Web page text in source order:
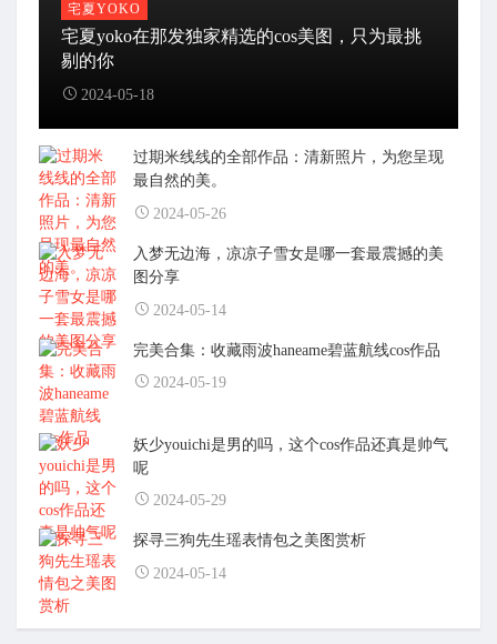
宅夏YOKO
宅夏yoko在那发独家精选的cos美图，只为最挑
剔的你
2024-05-18
过期米线线的全部作品：清新照片，为您呈现
最自然的美。
2024-05-26
入梦无边海，凉凉子雪女是哪一套最震撼的美
图分享
2024-05-14
完美合集：收藏雨波haneame碧蓝航线cos作品
2024-05-19
妖少youichi是男的吗，这个cos作品还真是帅气
呢
2024-05-29
探寻三狗先生瑶表情包之美图赏析
2024-05-14